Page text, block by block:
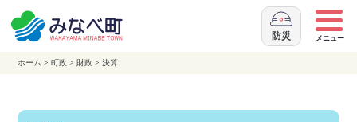
文
防災 メニュー
ホーム >町政 > 財政 >決算